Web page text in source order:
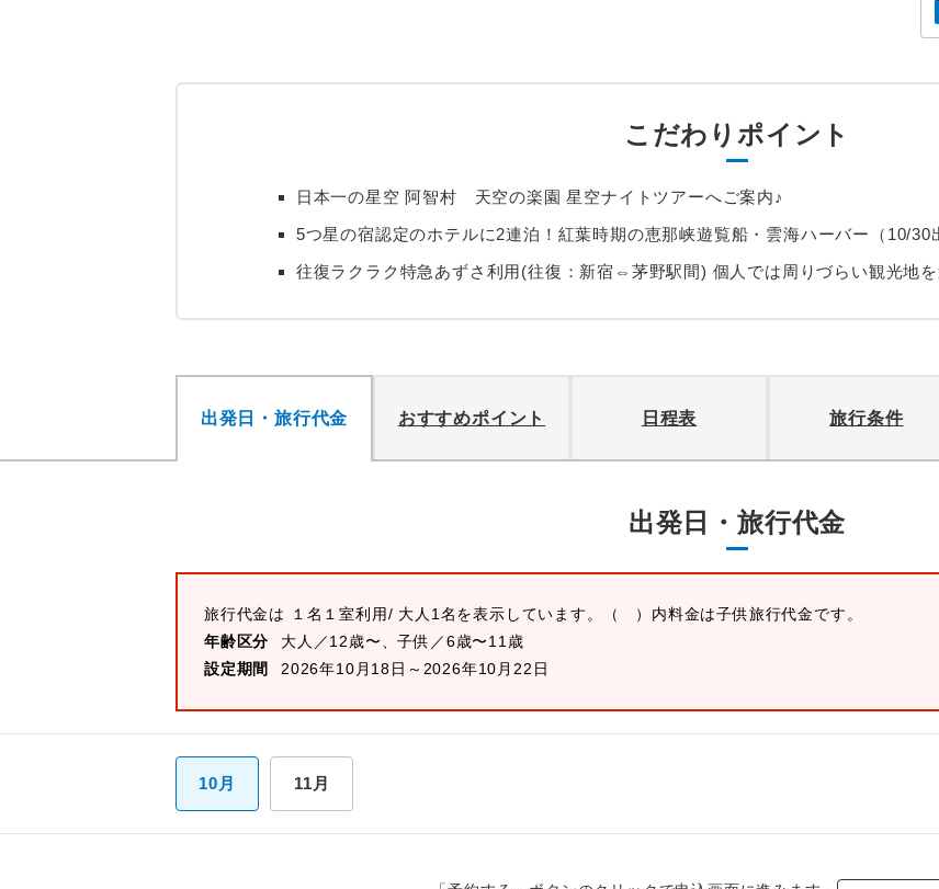
こだわりポイント
日本一の星空 阿智村 天空の楽園 星空ナイトツアーへご案内♪
5つ星の宿認定のホテルに2連泊！紅葉時期の恵那峡遊覧船・雲海ハーバー（10/30
往復ラクラク特急あずさ利用(往復：新宿⇔茅野駅間) 個人では周りづらい観光地
出発日・旅行代金 おすすめポイント 日程表 旅行条件
出発日・旅行代金
旅行代金は １名１室利用/ 大人1名を表示しています。
（ ）内料金は子供旅行代金です。
年齢区分
大人／12歳〜、子供／6歳〜11歳
設定期間
2026年10月18日～2026年10月22日
10月 11月